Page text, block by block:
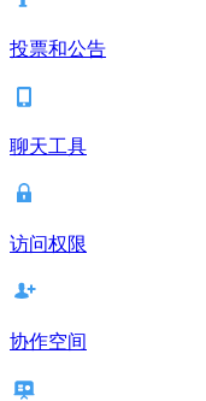
投票和公告
聊天工具
访问权限
协作空间